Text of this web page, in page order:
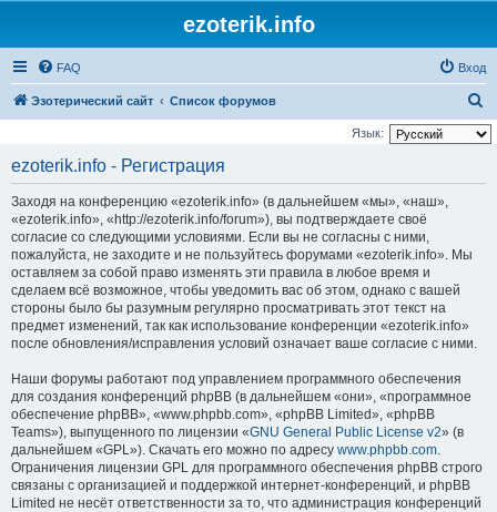
ezoterik.info
FAQ Вход
Эзотерический сайт Список форумов
о
Язык:
ezoterik.info - Регистрация
Заходя на конференцию «ezoterik.info» (в дальнейшем «мы», «наш»,
«ezoterik.info», «http://ezoterik.info/forum»), вы подтверждаете своё
согласие со следующими условиями. Если вы не согласны с ними,
пожалуйста, не заходите и не пользуйтесь форумами «ezoterik.info». Мы
оставляем за собой право изменять эти правила в любое время и
сделаем всё возможное, чтобы уведомить вас об этом, однако с вашей
стороны было бы разумным регулярно просматривать этот текст на
предмет изменений, так как использование конференции «ezoterik.info»
после обновления/исправления условий означает ваше согласие с ними.
Наши форумы работают под управлением программного обеспечения
для создания конференций phpBB (в дальнейшем «они», «программное
обеспечение phpBB», «www.phpbb.com», «phpBB Limited», «phpBB
Teams»), выпущенного по лицензии «GNU General Public License v2» (в
дальнейшем «GPL»). Скачать его можно по адресу www.phpbb.com.
Ограничения лицензии GPL для программного обеспечения phpBB строго
связаны с организацией и поддержкой интернет-конференций, и phpBB
Limited не несёт ответственности за то, что администрация конференций